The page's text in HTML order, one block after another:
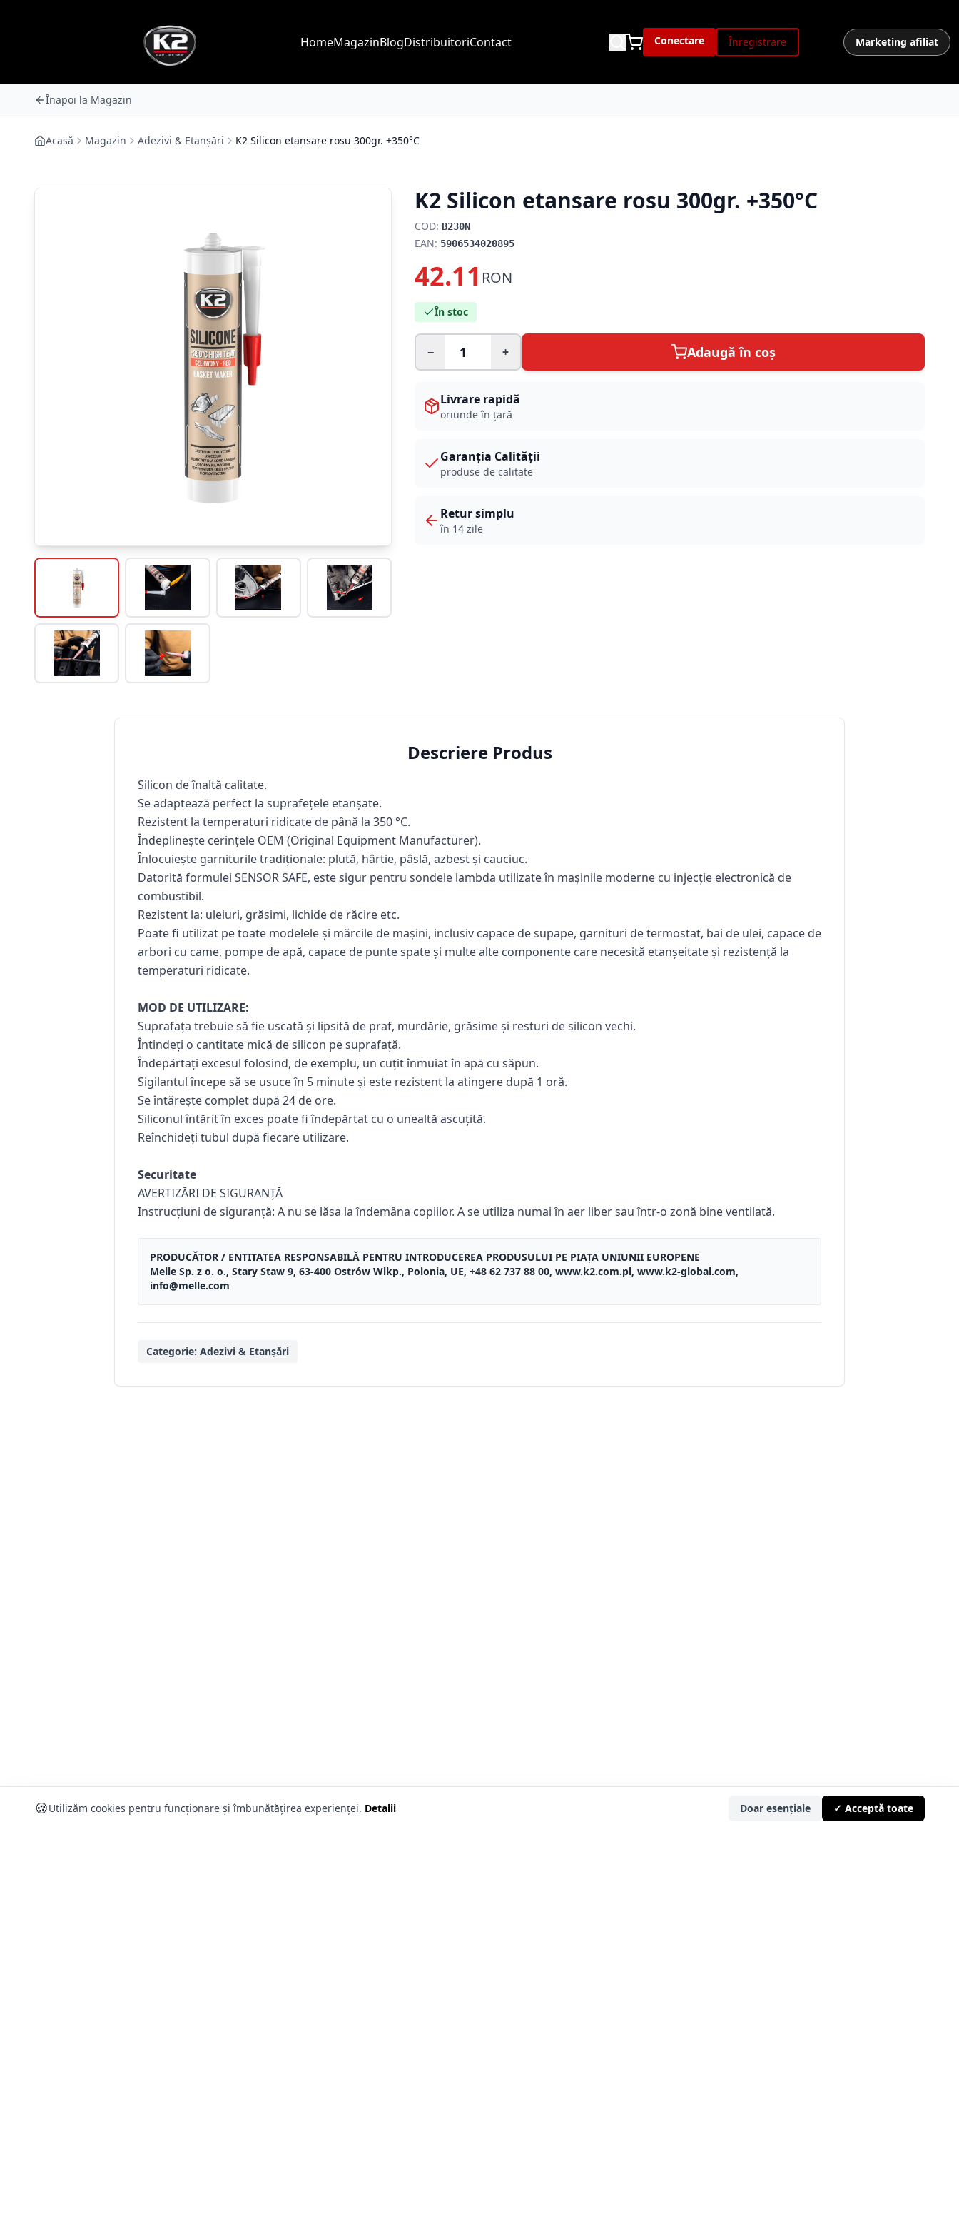
HomeMagazinBlogDistribuitoriContact Conectare Înregistrare Marketing afiliat
Înapoi la Magazin
Acasă Magazin Adezivi & Etanșări K2 Silicon etansare rosu 300gr. +350°C
K2 Silicon etansare rosu 300gr. +350°C
COD:B230N
EAN: 5906534020895
42.11 RON
În stoc
− + Adaugă în coș
Livrare rapidă
oriunde în țară
Garanția Calității
produse de calitate
Retur simplu
în 14 zile
Descriere Produs
Silicon de înaltă calitate.
Se adaptează perfect la suprafețele etanșate.
Rezistent la temperaturi ridicate de până la 350 °C.
Îndeplinește cerințele OEM (Original Equipment Manufacturer).
Înlocuiește garniturile tradiționale: plută, hârtie, pâslă, azbest și cauciuc.
Datorită formulei SENSOR SAFE, este sigur pentru sondele lambda utilizate în mașinile moderne cu injecție electronică de
combustibil.
Rezistent la: uleiuri, grăsimi, lichide de răcire etc.
Poate fi utilizat pe toate modelele și mărcile de mașini, inclusiv capace de supape, garnituri de termostat, bai de ulei, capace de
arbori cu came, pompe de apă, capace de punte spate și multe alte componente care necesită etanșeitate și rezistență la
temperaturi ridicate.
MOD DE UTILIZARE:
Suprafața trebuie să fie uscată și lipsită de praf, murdărie, grăsime și resturi de silicon vechi.
Întindeți o cantitate mică de silicon pe suprafață.
Îndepărtați excesul folosind, de exemplu, un cuțit înmuiat în apă cu săpun.
Sigilantul începe să se usuce în 5 minute și este rezistent la atingere după 1 oră.
Se întărește complet după 24 de ore.
Siliconul întărit în exces poate fi îndepărtat cu o unealtă ascuțită.
Reînchideți tubul după fiecare utilizare.
Securitate
AVERTIZĂRI DE SIGURANȚĂ
Instrucțiuni de siguranță: A nu se lăsa la îndemâna copiilor. A se utiliza numai în aer liber sau într-o zonă bine ventilată.
PRODUCĂTOR / ENTITATEA RESPONSABILĂ PENTRU INTRODUCEREA PRODUSULUI PE PIAȚA UNIUNII EUROPENE
Melle Sp. z o. o., Stary Staw 9, 63-400 Ostrów Wlkp., Polonia, UE, +48 62 737 88 00, www.k2.com.pl, www.k2-global.com,
info@melle.com
Categorie: Adezivi & Etanșări
🍪Utilizăm cookies pentru funcționare și îmbunătățirea experienței. Detalii Doar esențiale ✓ Acceptă toate